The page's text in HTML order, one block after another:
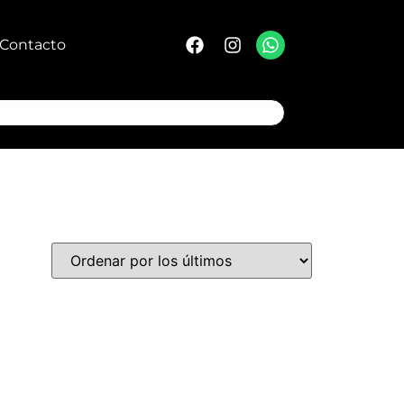
Contacto